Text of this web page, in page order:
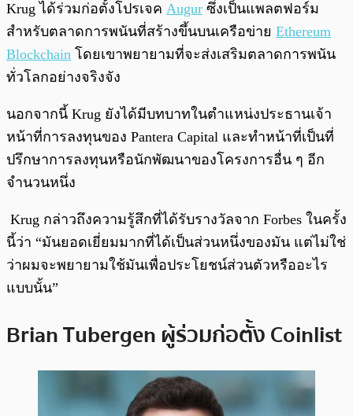
Krug ได้ร่วมก่อตั้งโปรเจค Augur ซึ่งเป็นแพลตฟอร์ม
สำหรับตลาดการพนันที่สร้างขึ้นบนเครือข่าย Ethereum
Blockchain โดยเขาพยายามที่จะส่งเสริมตลาดการพนัน
ทั่วโลกอย่างจริงจัง
นอกจากนี้ Krug ยังได้มีบทบาทในตำแหน่งประธานเจ้า
หน้าที่การลงทุนของ Pantera Capital และทำหน้าที่เป็นที่
ปรึกษาการลงทุนหรือนักพัฒนาของโครงการอื่น ๆ อีก
จำนวนหนึ่ง
Krug กล่าวถึงความรู้สึกที่ได้รับรางวัลจาก Forbes ในครั้ง
นี้ว่า “มันยอดเยี่ยมมากที่ได้เป็นส่วนหนึ่งของมัน แต่ไม่ใช่
ว่าผมจะพยายามใช้มันเพื่อประโยชน์ส่วนตัวหรืออะไร
แบบนั้น”
Brian Tubergen ผู้ร่วมก่อตั้ง Coinlist